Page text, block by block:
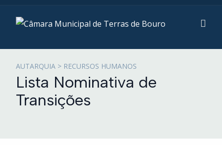
AUTARQUIA > RECURSOS HUMANOS
Lista Nominativa de
Transições